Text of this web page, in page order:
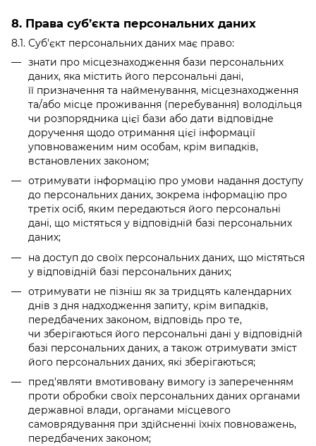
8. Права суб’єкта персональних даних
8.1. Суб'єкт персональних даних має право:
знати про місцезнаходження бази персональних
даних, яка містить його персональні дані,
її призначення та найменування, місцезнаходження
та/або місце проживання (перебування) володільця
чи розпорядника цієї бази або дати відповідне
доручення щодо отримання цієї інформації
уповноваженим ним особам, крім випадків,
встановлених законом;
отримувати інформацію про умови надання доступу
до персональних даних, зокрема інформацію про
третіх осіб, яким передаються його персональні
дані, що містяться у відповідній базі персональних
даних;
на доступ до своїх персональних даних, що містяться
у відповідній базі персональних даних;
отримувати не пізніш як за тридцять календарних
днів з дня надходження запиту, крім випадків,
передбачених законом, відповідь про те,
чи зберігаються його персональні дані у відповідній
базі персональних даних, а також отримувати зміст
його персональних даних, які зберігаються;
пред'являти вмотивовану вимогу із запереченням
проти обробки своїх персональних даних органами
державної влади, органами місцевого
самоврядування при здійсненні їхніх повноважень,
передбачених законом;